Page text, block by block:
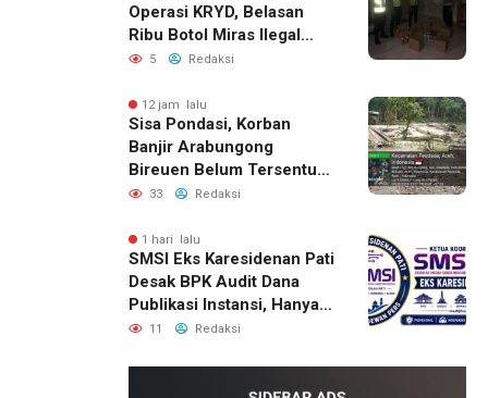
Operasi KRYD, Belasan
Ribu Botol Miras Ilegal
Berhasil Diamankan
5 Redaksi
12 jam lalu
Sisa Pondasi, Korban
Banjir Arabungong
Bireuen Belum Tersentuh
Bantuan Pascabencana
33 Redaksi
1 hari lalu
SMSI Eks Karesidenan Pati
Desak BPK Audit Dana
Publikasi Instansi, Hanya
untuk Perusahaan Pers
11 Redaksi